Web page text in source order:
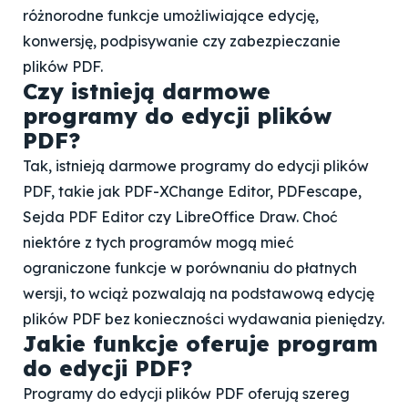
różnorodne funkcje umożliwiające edycję,
konwersję, podpisywanie czy zabezpieczanie
plików PDF.
Czy istnieją darmowe
programy do edycji plików
PDF?
Tak, istnieją darmowe programy do edycji plików
PDF, takie jak PDF-XChange Editor, PDFescape,
Sejda PDF Editor czy LibreOffice Draw. Choć
niektóre z tych programów mogą mieć
ograniczone funkcje w porównaniu do płatnych
wersji, to wciąż pozwalają na podstawową edycję
plików PDF bez konieczności wydawania pieniędzy.
Jakie funkcje oferuje program
do edycji PDF?
Programy do edycji plików PDF oferują szereg